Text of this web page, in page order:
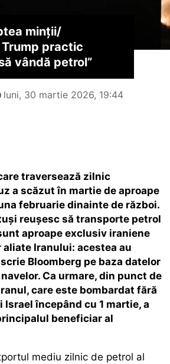
minții/
practic
vândă petrol”
luni, 30 martie 2026, 19:44
traversează zilnic
a scăzut în martie de aproape
februarie dinainte de război.
reușesc să transporte petrol
aproape exclusiv iraniene
Iranului: acestea au
Bloomberg pe baza datelor
Ca urmare, din punct de
care este bombardat fără
Israel începând cu 1 martie, a
beneficiar al
mediu zilnic de petrol al